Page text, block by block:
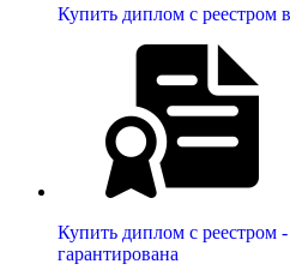
Купить диплом с реестром
Купить диплом с реестром
гарантирована